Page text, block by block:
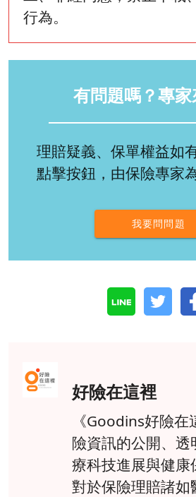
行為。
有問題嗎？專
理賠疑義、保單權益如
點擊按鈕，由保險專家
我要問問題
好險在這裡
《Goodins好險
險資訊的公開、透
療科技進展與健康
對於保險理賠諸如